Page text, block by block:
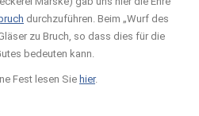
durchzuführen. Beim „Wurf des
zu Bruch, so dass dies für die
bedeuten kann.
Fest lesen Sie hier.